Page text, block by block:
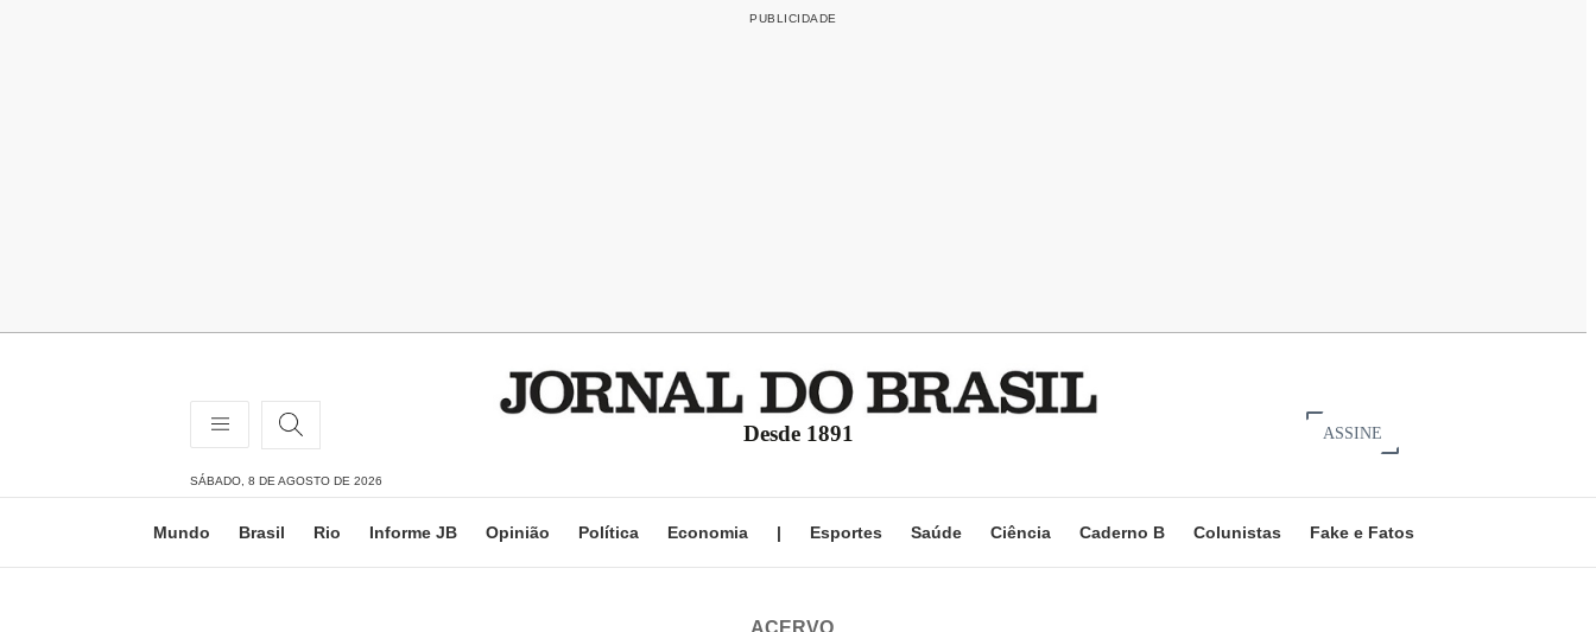
Desde 1891 ASSINE
SÁBADO, 8 DE AGOSTO DE 2026
Mundo Brasil Rio Informe JB Opinião Política Economia | Esportes Saúde Ciência Caderno B Colunistas Fake e Fatos
ACERVO